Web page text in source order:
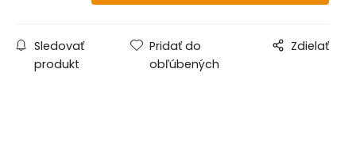
Sledovať
produkt
Pridať do
obľúbených
Zdielať